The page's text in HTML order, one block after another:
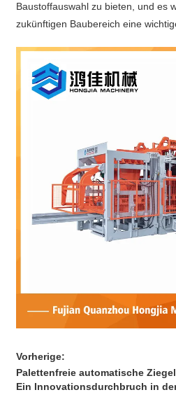
Baustoffauswahl zu bieten, und es
zukünftigen Baubereich eine
Vorherige:
Palettenfreie automatische
Ein Innovationsdurchbruch in